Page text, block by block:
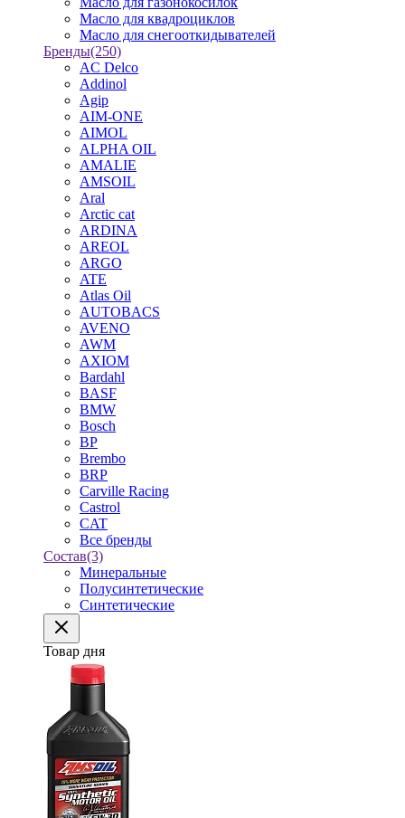
Масло для квадроциклов
Масло для снегооткидывателей
Бренды(250)
AC Delco
Addinol
Agip
AIM-ONE
AIMOL
ALPHA OIL
AMALIE
AMSOIL
Aral
Arctic cat
ARDINA
AREOL
ARGO
ATE
Atlas Oil
AUTOBACS
AVENO
AWM
AXIOM
Bardahl
BASF
BMW
Bosch
BP
Brembo
BRP
Carville Racing
Castrol
CAT
Все бренды
Состав(3)
Минеральные
Полусинтетические
Синтетические
Товар дня